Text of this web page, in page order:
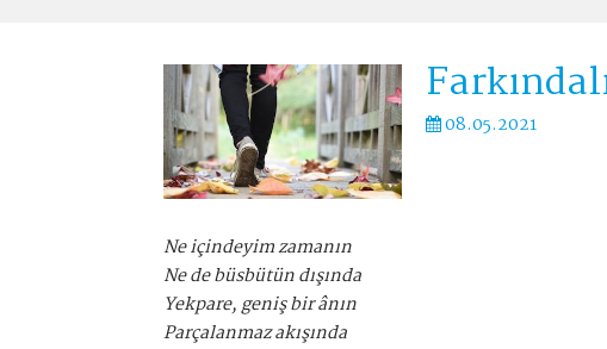
08.05.2021
Ne içindeyim zamanın
Ne de büsbütün dışında
Yekpare, geniş bir ânın
Parçalanmaz akışında